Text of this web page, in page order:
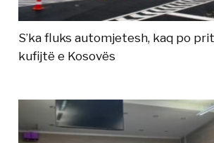
S’ka fluks automjetesh, kaq po
kufijtë e Kosovës